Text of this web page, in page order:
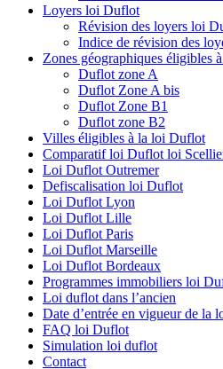
Loyers loi Duflot
Révision des loyers loi
Indice de révision des
Zones géographiques éligibles
Duflot zone A
Duflot Zone A bis
Duflot Zone B1
Duflot zone B2
Villes éligibles à la loi Duflot
Comparatif loi Duflot loi
Loi Duflot Outremer
Defiscalisation loi Duflot
Loi Duflot Lyon
Loi Duflot Lille
Loi Duflot Paris
Loi Duflot Marseille
Loi Duflot Bordeaux
Programmes immobiliers loi
Loi duflot dans l’ancien
Date d’entrée en vigueur de la
FAQ loi Duflot
Simulation loi duflot
Contact